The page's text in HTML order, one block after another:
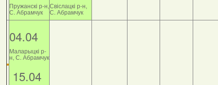
Пружанскі р-н,
С. Абрамчук
Свіслацкі р-н,
С. Абрамчук
04.04
Маларыцкі р-
н, С. Абрамчук
15.04